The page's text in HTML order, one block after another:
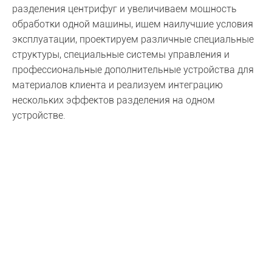
разделения центрифуг и увеличиваем мощность
обработки одной машины, ищем наилучшие условия
эксплуатации, проектируем различные специальные
структуры, специальные системы управления и
профессиональные дополнительные устройства для
материалов клиента и реализуем интеграцию
нескольких эффектов разделения на одном
устройстве.